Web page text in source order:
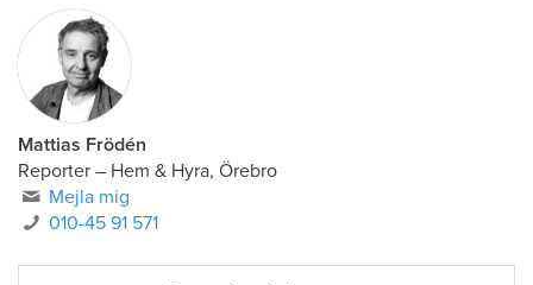
Mattias Frödén
Reporter – Hem & Hyra, Örebro
Mejla mig
010-45 91 571